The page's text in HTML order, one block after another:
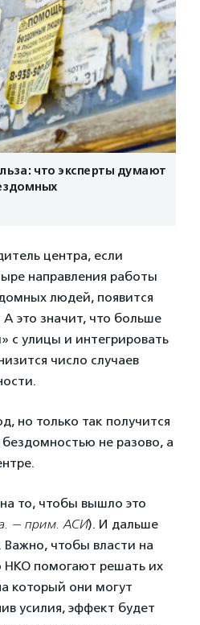
что эксперты думают
центра, если
направления работы
людей, появится
это значит, что больше
с улицы и интегрировать
число случаев
но только так получится
не разово, а
то, чтобы вышло это
— прим. АСИ). И дальше
чтобы власти на
НКО помогают решать их
который они могут
усилия, эффект будет